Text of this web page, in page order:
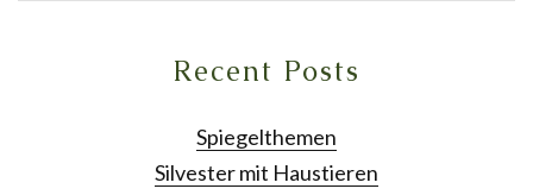
Recent Posts
Spiegelthemen
Silvester mit Haustieren